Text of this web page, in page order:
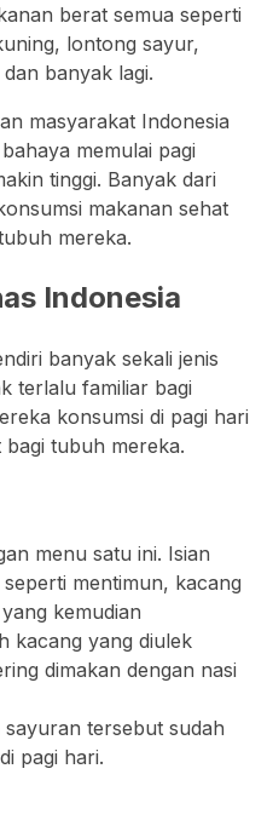
berat semua seperti
lontong sayur,
banyak lagi.
masyarakat Indonesia
memulai pagi
tinggi. Banyak dari
makanan sehat
mereka.
Indonesia
banyak sekali jenis
terlalu familiar bagi
konsumsi di pagi hari
tubuh mereka.
menu satu ini. Isian
mentimun, kacang
kemudian
kacang yang diulek
dimakan dengan nasi
tersebut sudah
pagi hari.